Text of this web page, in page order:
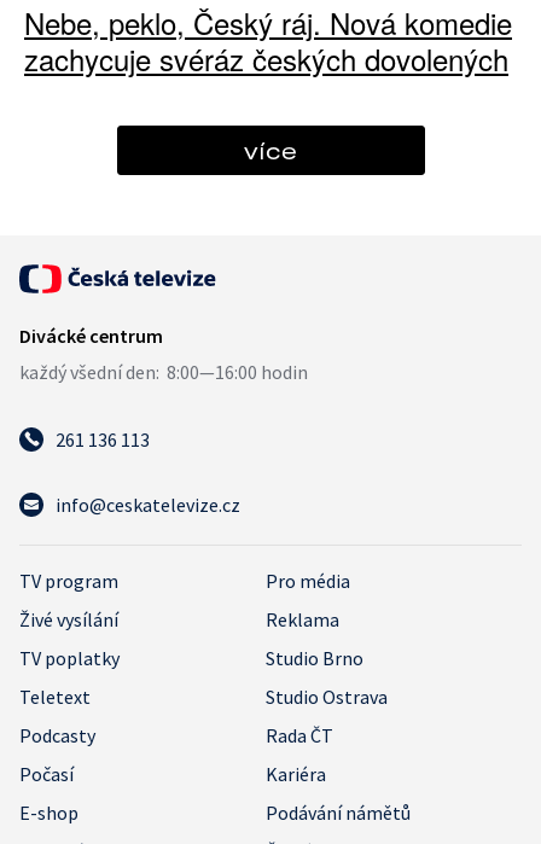
Nebe, peklo, Český ráj. Nová komedie
zachycuje svéráz českých dovolených
více
261 136 113
info@ceskatelevize.cz
TV program
Pro média
Živé vysílání
Reklama
TV poplatky
Studio Brno
Teletext
Studio Ostrava
Podcasty
Rada ČT
Počasí
Kariéra
E-shop
Podávání námětů